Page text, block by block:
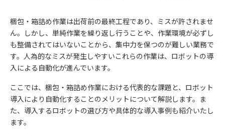
梱包・箱詰め作業は出荷前の最終工程であり、ミスが許されませ
ん。しかし、単純作業を繰り返し行うことや、作業環境が必ずし
も整備されてはいないことから、集中力を保つのが難しい業務で
す。人為的なミスが発生しやすいこれらの作業は、ロボットの導
入による自動化が進んでいます。
ここでは、梱包・箱詰め作業における代表的な課題と、ロボット
導入により自動化することのメリットについて解説します。ま
た、導入するロボットの選び方や具体的な導入事例も紹介いたし
ます。